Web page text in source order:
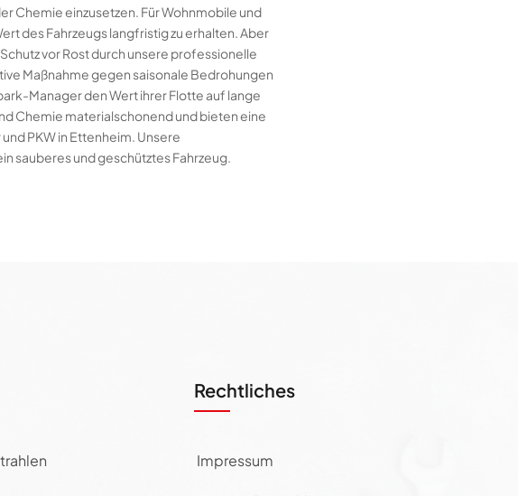
Chemie einzusetzen. Für Wohnmobile und
des Fahrzeugs langfristig zu erhalten. Aber
vor Rost durch unsere professionelle
Maßnahme gegen saisonale Bedrohungen
Manager den Wert ihrer Flotte auf lange
Chemie materialschonend und bieten eine
PKW in Ettenheim. Unsere
sauberes und geschütztes Fahrzeug.
Rechtliches
Impressum